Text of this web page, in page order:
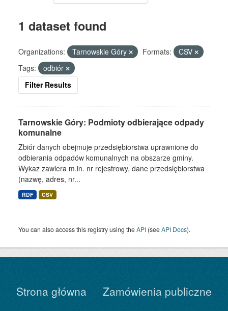
1 dataset found
Organizations: Tarnowskie Góry Formats:
CSV
Tags:
odbiór
Filter Results
Tarnowskie Góry: Podmioty odbierające odpady
komunalne
Zbiór danych obejmuje przedsiębiorstwa uprawnione do
odbierania odpadów komunalnych na obszarze gminy.
Wykaz zawiera m.in. nr rejestrowy, dane przedsiębiorstwa
(nazwę, adres, nr...
RDF CSV
You can also access this registry using theAPI (seeAPI Docs).
Strona główna
Zamówienia publiczne